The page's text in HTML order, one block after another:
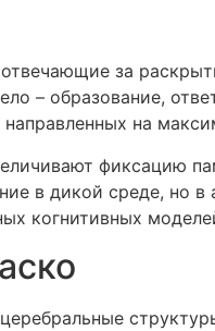
за
– образование,
на
фиксацию
в дикой среде, но
когнитивных